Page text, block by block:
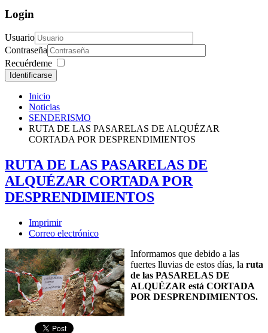
Login
Usuario
Contraseña
Recuérdeme
Identificarse
Inicio
Noticias
SENDERISMO
RUTA DE LAS PASARELAS DE ALQUÉZAR
CORTADA POR DESPRENDIMIENTOS
RUTA DE LAS PASARELAS DE
ALQUÉZAR CORTADA POR
DESPRENDIMIENTOS
Imprimir
Correo electrónico
Informamos que debido a las
fuertes lluvias de estos días, la ruta
de las PASARELAS DE
ALQUÉZAR está CORTADA
POR DESPRENDIMIENTOS.